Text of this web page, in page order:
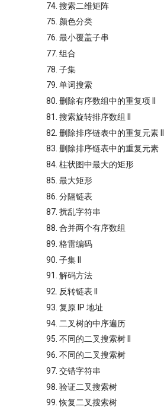
74. 搜索二维矩阵
75. 颜色分类
76. 最小覆盖子串
77. 组合
78. 子集
79. 单词搜索
80. 删除有序数组中的重复项 II
81. 搜索旋转排序数组 II
82. 删除排序链表中的重复元素 II
83. 删除排序链表中的重复元素
84. 柱状图中最大的矩形
85. 最大矩形
86. 分隔链表
87. 扰乱字符串
88. 合并两个有序数组
89. 格雷编码
90. 子集 II
91. 解码方法
92. 反转链表 II
93. 复原 IP 地址
94. 二叉树的中序遍历
95. 不同的二叉搜索树 II
96. 不同的二叉搜索树
97. 交错字符串
98. 验证二叉搜索树
99. 恢复二叉搜索树